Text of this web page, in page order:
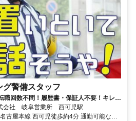
グ警備スタッフ
職回数不問！履歴書・保証人不要！キレイ
り◎会社 岐阜営業所 西可児駅
古屋本線 西可児徒歩約4分 通勤可能な方